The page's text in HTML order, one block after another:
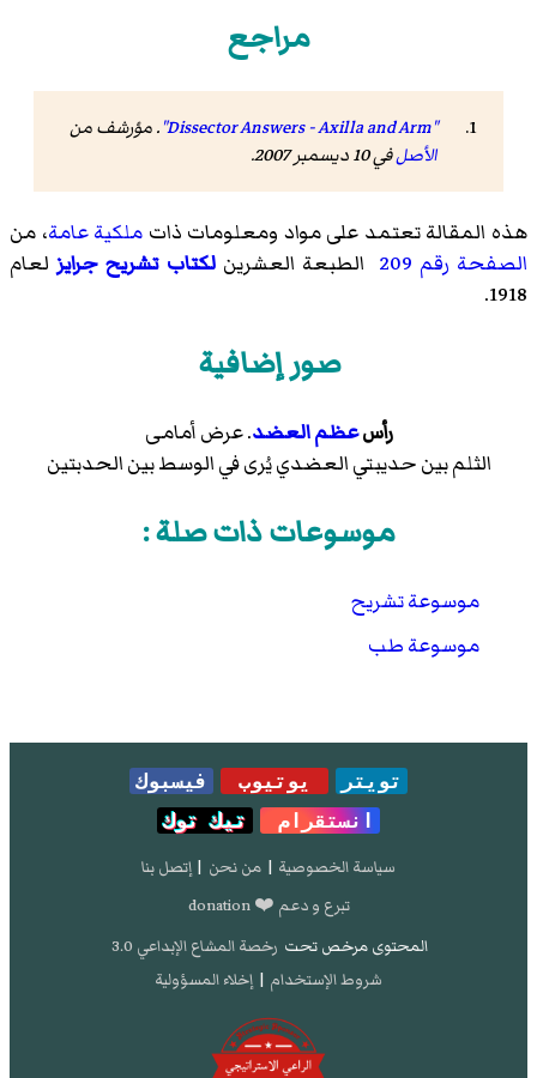
مراجع
"Dissector Answers - Axilla and Arm"
. مؤرشف من
الأصلفي 10 ديسمبر 2007 .
هذه المقالة تعتمد على مواد ومعلومات ذات ملكية عامة، من
الصفحة رقم 209
الطبعة العشرينلكتاب تشريح جرايزلعام
1918.
صور إضافية
رأسعظم العضد. عرض أمامى
الثلم بين حديبتي العضدي يُرى في الوسط بين الحدبتين
موسوعات ذات صلة :
موسوعة تشريح
موسوعة طب
تويتر يوتيوب
فيسبوك
انستقرام
تيك توك
سياسة الخصوصية | من نحن | إتصل بنا
تبرع و دعم ❤️ donation
المحتوى مرخص تحت رخصة المشاع الإبداعي 3.0
شروط الإستخدام | إخلاء المسؤولية